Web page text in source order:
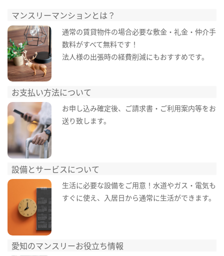
マンスリーマンションとは？
通常の賃貸物件の場合必要な敷金・礼金・仲介手
数料がすべて無料です！
法人様の出張時の経費削減にもおすすめです。
お支払い方法について
お申し込み確定後、ご請求書・ご利用案内等をお
送り致します。
設備とサービスについて
生活に必要な設備をご用意！水道やガス・電気も
すぐに使え、入居日から通常に生活ができます。
愛知のマンスリーお役立ち情報